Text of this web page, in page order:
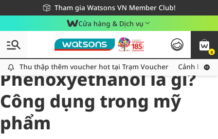
Tham gia Watsons VN Member Club!
Miễn phí giao hàng cho đơn hàng từ 249,000Đ
Giao hàng nhanh 24h - Áp dụng khu vực TP. Hồ Chí Minh
Cửa hàng & Dịch vụ
0
Thu thập thêm voucher hot tại Trạm Voucher
Thu thập thêm voucher hot tại Trạm Voucher Cảnh báo
All
Chăm Sóc Cá Nhân
Phenoxyethanol là gì?
Công dụng trong mỹ
phẩm